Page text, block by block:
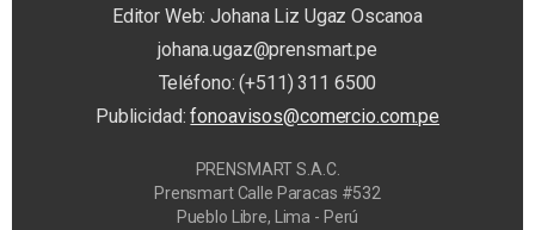
Editor Web: Johana Liz Ugaz Oscanoa
johana.ugaz@prensmart.pe
Teléfono: (+511) 311 6500
Publicidad:fonoavisos@comercio.com.pe
PRENSMART S.A.C.
Prensmart Calle Paracas #532
Pueblo Libre, Lima - Perú